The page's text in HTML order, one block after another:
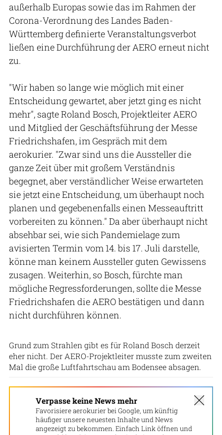
außerhalb Europas sowie das im Rahmen der
Corona-Verordnung des Landes Baden-
Württemberg definierte Veranstaltungsverbot
ließen eine Durchführung der AERO erneut nicht
zu.
"Wir haben so lange wie möglich mit einer
Entscheidung gewartet, aber jetzt ging es nicht
mehr", sagte Roland Bosch, Projektleiter AERO
und Mitglied der Geschäftsführung der Messe
Friedrichshafen, im Gespräch mit dem
aerokurier. "Zwar sind uns die Aussteller die
ganze Zeit über mit großem Verständnis
begegnet, aber verständlicher Weise erwarteten
sie jetzt eine Entscheidung, um überhaupt noch
planen und gegebenenfalls einen Messeauftritt
vorbereiten zu können." Da aber überhaupt nicht
absehbar sei, wie sich Pandemielage zum
avisierten Termin vom 14. bis 17. Juli darstelle,
könne man keinem Aussteller guten Gewissens
zusagen. Weiterhin, so Bosch, fürchte man
mögliche Regressforderungen, sollte die Messe
Friedrichshafen die AERO bestätigen und dann
nicht durchführen können.
Grund zum Strahlen gibt es für Roland Bosch derzeit
eher nicht. Der AERO-Projektleiter musste zum zweiten
Mal die große Luftfahrtschau am Bodensee absagen.
Verpasse keine News mehr
Favorisiere aerokurier bei Google, um künftig
häufiger unsere neuesten Inhalte und News
angezeigt zu bekommen. Einfach Link öffnen und